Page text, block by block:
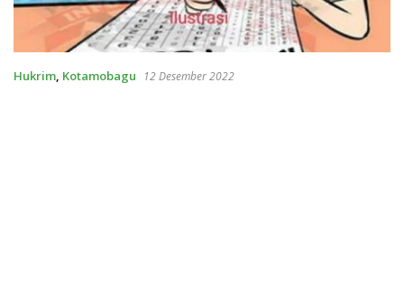
Hukrim, Kotamobagu 12 Desember 2022